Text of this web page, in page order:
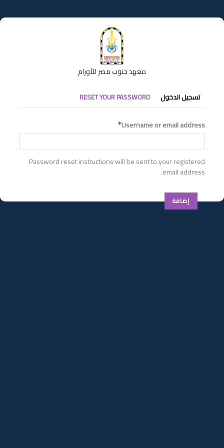
إلى
المحتوى
معهد جنوب مصر للأورام
التبويبات
الأساسية
تسجيل الدخول RESET YOUR PASSWORD
Username or email address
Password reset instructions will be sent to your registered
email address.